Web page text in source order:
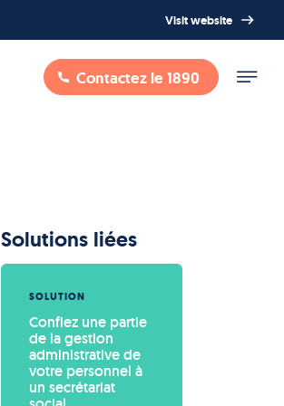
Visit website
Contactez le 1890
Solutions liées
SOLUTION
Confiez une partie
de la gestion
administrative de
votre personnel à
un secrétariat